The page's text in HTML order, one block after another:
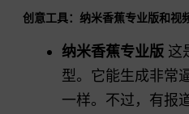
创意工具：纳米香蕉专业版和视
纳米香蕉专业版 这
型。它能生成非常
一样。不过，有报